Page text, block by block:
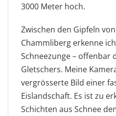
3000 Meter hoch.
Zwischen den Gipfeln
Chammliberg erkenne
Schneezunge – offenbar
Gletschers. Meine
vergrösserte Bild einer
Eislandschaft. Es ist zu
Schichten aus Schnee